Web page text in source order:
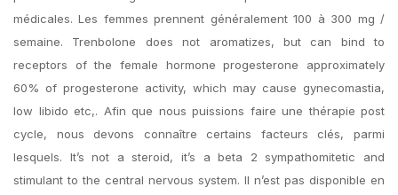
médicales. Les femmes prennent généralement 100 à 300 mg /
semaine. Trenbolone does not aromatizes, but can bind to
receptors of the female hormone progesterone approximately
60% of progesterone activity, which may cause gynecomastia,
low libido etc,. Afin que nous puissions faire une thérapie post
cycle, nous devons connaître certains facteurs clés, parmi
lesquels. It’s not a steroid, it’s a beta 2 sympathomitetic and
stimulant to the central nervous system. Il n’est pas disponible en